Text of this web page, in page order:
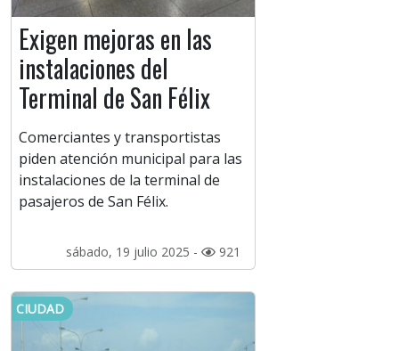
Exigen mejoras en las
instalaciones del
Terminal de San Félix
Comerciantes y transportistas
piden atención municipal para las
instalaciones de la terminal de
pasajeros de San Félix.
sábado, 19 julio 2025 - 921
CIUDAD